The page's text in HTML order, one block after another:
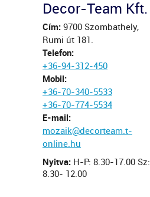
Decor-Team Kft.
Cím: 9700 Szombathely,
Rumi út 181.
Telefon:
+36-94-312-450
Mobil:
+36-70-340-5533
+36-70-774-5534
E-mail:
mozaik@decorteam.t-
online.hu
Nyitva: H-P: 8.30-17.00 Sz:
8.30- 12.00